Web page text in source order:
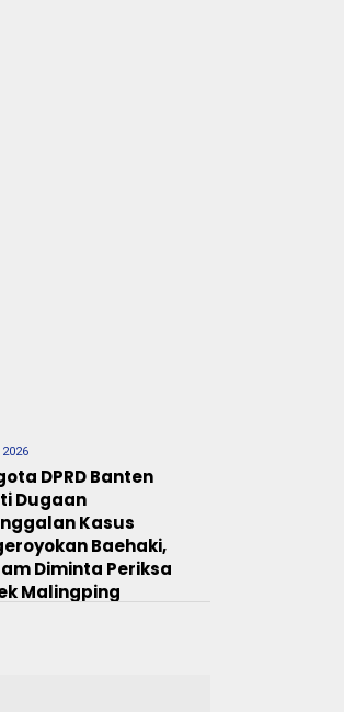
DPRD Banten
Dugaan
Kasus
Baehaki,
Diminta Periksa
Malingping